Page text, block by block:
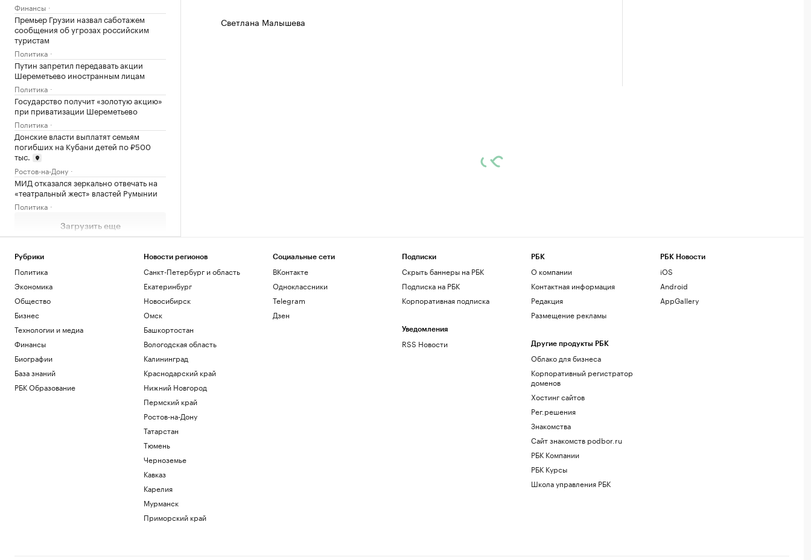
Финансы
Премьер Грузии назвал саботажем
сообщения об угрозах российским
туристам
Политика
Путин запретил передавать акции
Шереметьево иностранным лицам
Политика
Государство получит «золотую акцию»
при приватизации Шереметьево
Политика
Донские власти выплатят семьям
погибших на Кубани детей по ₽500
тыс.
Ростов-на-Дону
МИД отказался зеркально отвечать на
«театральный жест» властей Румынии
Политика
Загрузить еще
Светлана Малышева
Рубрики
Политика
Экономика
Общество
Бизнес
Технологии и медиа
Финансы
Биографии
База знаний
РБК Образование
Новости регионов
Санкт-Петербург и область
Екатеринбург
Новосибирск
Омск
Башкортостан
Вологодская область
Калининград
Краснодарский край
Нижний Новгород
Пермский край
Ростов-на-Дону
Татарстан
Тюмень
Черноземье
Кавказ
Карелия
Мурманск
Приморский край
Социальные сети
ВКонтакте
Одноклассники
Telegram
Дзен
Подписки
Скрыть баннеры на РБК
Подписка на РБК
Корпоративная подписка
Уведомления
RSS Новости
РБК
О компании
Контактная информация
Редакция
Размещение рекламы
Другие продукты РБК
Облако для бизнеса
Корпоративный регистратор
доменов
Хостинг сайтов
Рег.решения
Знакомства
Сайт знакомств podbor.ru
РБК Компании
РБК Курсы
Школа управления РБК
РБК Новости
iOS
Android
AppGallery